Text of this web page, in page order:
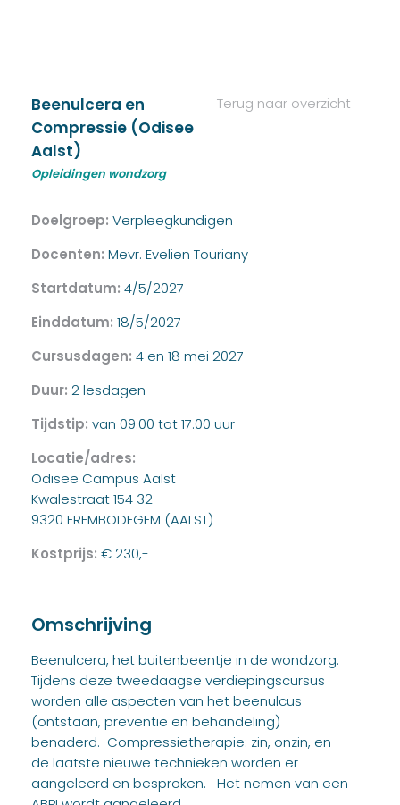
Terug naar overzicht
Beenulcera en
Compressie (Odisee
Aalst)
Opleidingen wondzorg
Doelgroep: Verpleegkundigen
Docenten: Mevr. Evelien Touriany
Startdatum: 4/5/2027
Einddatum: 18/5/2027
Cursusdagen: 4 en 18 mei 2027
Duur: 2 lesdagen
Tijdstip: van 09.00 tot 17.00 uur
Locatie/adres:
Odisee Campus Aalst
Kwalestraat 154 32
9320 EREMBODEGEM (AALST)
Kostprijs: € 230,-
Omschrijving
Beenulcera, het buitenbeentje in de wondzorg.
Tijdens deze tweedaagse verdiepingscursus
worden alle aspecten van het beenulcus
(ontstaan, preventie en behandeling)
benaderd. Compressietherapie: zin, onzin, en
de laatste nieuwe technieken worden er
aangeleerd en besproken. Het nemen van een